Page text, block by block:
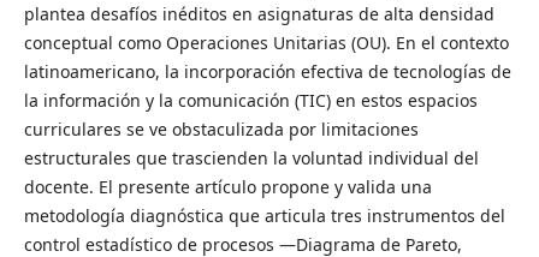
plantea desafíos inéditos en asignaturas de alta densidad
conceptual como Operaciones Unitarias (OU). En el contexto
latinoamericano, la incorporación efectiva de tecnologías de
la información y la comunicación (TIC) en estos espacios
curriculares se ve obstaculizada por limitaciones
estructurales que trascienden la voluntad individual del
docente. El presente artículo propone y valida una
metodología diagnóstica que articula tres instrumentos del
control estadístico de procesos —Diagrama de Pareto,